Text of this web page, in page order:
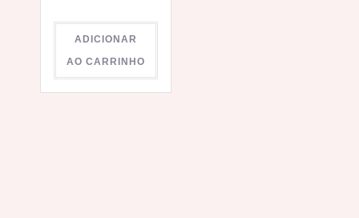
ADICIONAR
AO CARRINHO